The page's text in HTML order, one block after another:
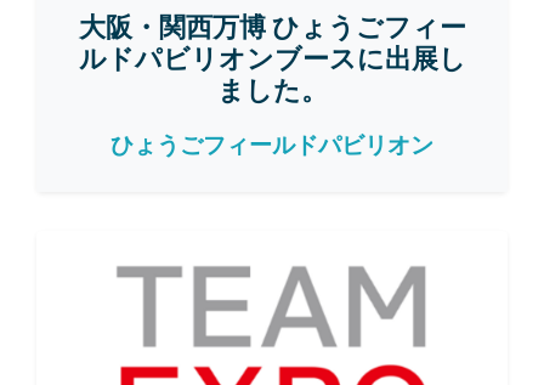
大阪・関西万博 ひょうごフィー
ルドパビリオンブースに出展し
ました。
ひょうごフィールドパビリオン